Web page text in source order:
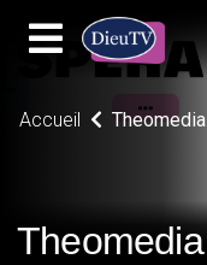
Accueil Theomedia
Theomedia